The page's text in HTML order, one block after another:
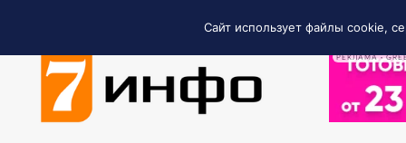
РЕКЛАМА •
Сайт использует файлы cookie,